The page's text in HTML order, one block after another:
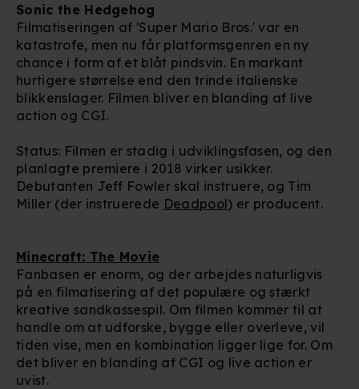
Sonic the Hedgehog
Filmatiseringen af 'Super Mario Bros.' var en
katastrofe, men nu får platformsgenren en ny
chance i form af et blåt pindsvin. En markant
hurtigere størrelse end den trinde italienske
blikkenslager. Filmen bliver en blanding af live
action og CGI.
Status: Filmen er stadig i udviklingsfasen, og den
planlagte premiere i 2018 virker usikker.
Debutanten Jeff Fowler skal instruere, og Tim
Miller (der instruerede Deadpool) er producent.
Minecraft: The Movie
Fanbasen er enorm, og der arbejdes naturligvis
på en filmatisering af det populære og stærkt
kreative sandkassespil. Om filmen kommer til at
handle om at udforske, bygge eller overleve, vil
tiden vise, men en kombination ligger lige for. Om
det bliver en blanding af CGI og live action er
uvist.